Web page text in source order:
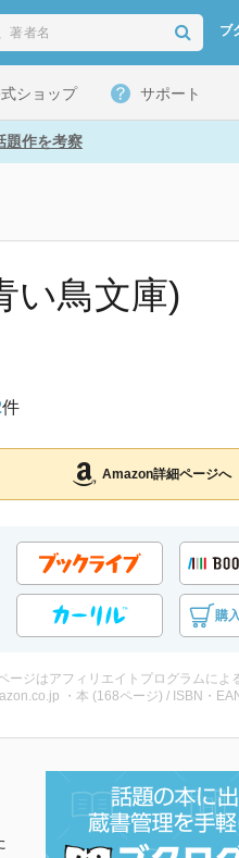
ブ
ショップ サポート
題作を考察
い鳥文庫)
件
Amazon詳細ページへ
購
ージはアフィリエイトプログラムによ
・本 (168ページ) / ISBN・